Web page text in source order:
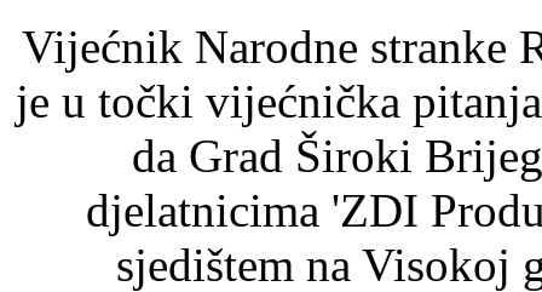
Vijećnik Narodne stranke
je u točki vijećnička
da Grad Široki
djelatnicima 'ZDI
sjedištem na Visokoj